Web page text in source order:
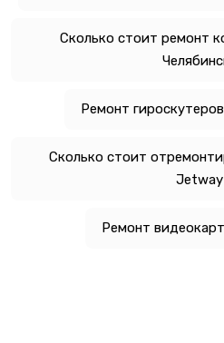
Сколько стоит ремонт
Ремонт
Сколько стоит
Jetway
Ремонт